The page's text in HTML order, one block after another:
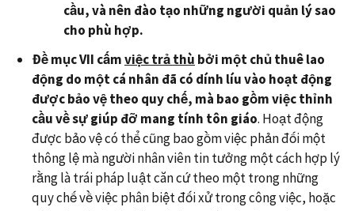
cầu, và nên đào tạo những người quản lý sao
cho phù hợp.
Đề mục VII cấmviệc trả thù bởi một chủ thuê lao
động do một cá nhân đã có dính líu vào hoạt động
được bảo vệ theo quy chế, mà bao gồm việc thỉnh
cầu về sự giúp đỡ mang tính tôn giáo. Hoạt động
được bảo vệ có thể cũng bao gồm việc phản đối một
thông lệ mà người nhân viên tin tưởng một cách hợp lý
rằng là trái pháp luật căn cứ theo một trong những
quy chế về việc phân biệt đối xử trong công việc, hoặc